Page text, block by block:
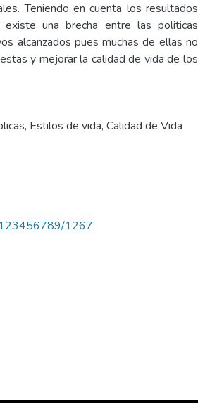
Teniendo en cuenta los resultados
una brecha entre las politicas
alcanzados pues muchas de ellas no
y mejorar la calidad de vida de los
Estilos de vida, Calidad de Vida
123456789/1267